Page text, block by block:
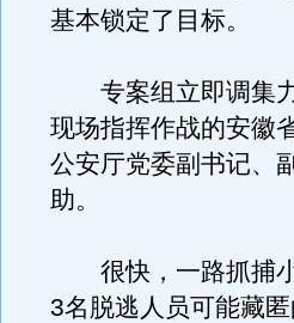
基本锁定了目标。
专案组立即调集力
现场指挥作战的安徽
公安厅党委副书记、
助。
很快，一路抓捕小
3名脱逃人员可能藏